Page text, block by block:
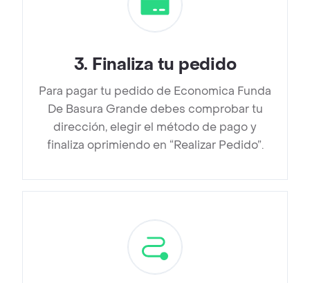
3. Finaliza tu pedido
Para pagar tu pedido de Economica Funda
De Basura Grande debes comprobar tu
dirección, elegir el método de pago y
finaliza oprimiendo en “Realizar Pedido”.